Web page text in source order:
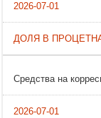
Средства на